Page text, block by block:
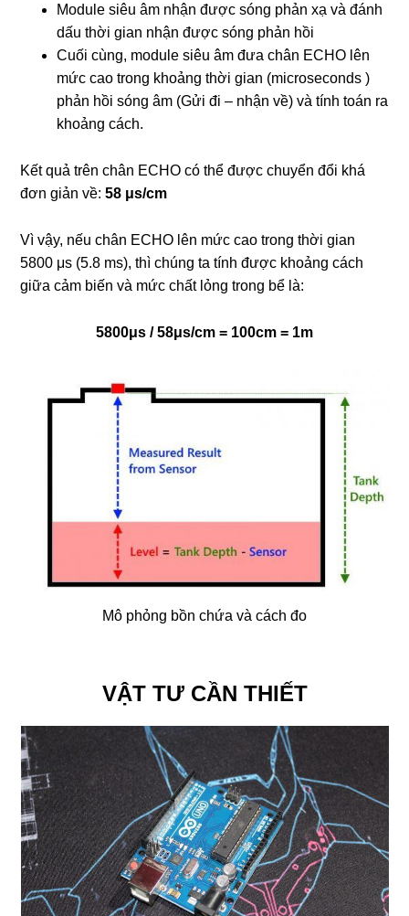
Module siêu âm nhận được sóng phản xạ và đánh
dấu thời gian nhận được sóng phản hồi
Cuối cùng, module siêu âm đưa chân ECHO lên
mức cao trong khoảng thời gian (microseconds )
phản hồi sóng âm (Gửi đi – nhận về) và tính toán ra
khoảng cách.
Kết quả trên chân ECHO có thể được chuyển đổi khá
đơn giản về:58 μs/cm
Vì vậy, nếu chân ECHO lên mức cao trong thời gian
5800 μs (5.8 ms), thì chúng ta tính được khoảng cách
giữa cảm biến và mức chất lỏng trong bể là:
5800μs / 58μs/cm = 100cm = 1m
Mô phỏng bồn chứa và cách đo
VẬT TƯ CẦN THIẾT